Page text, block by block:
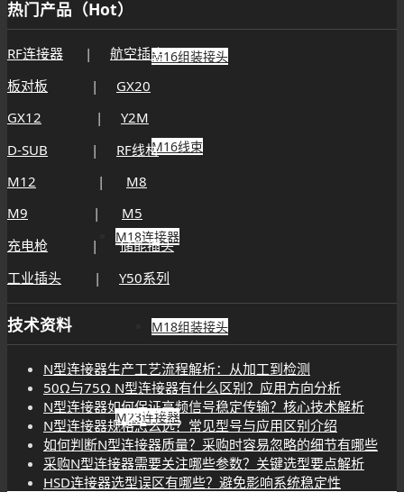
M16组装接头
M16线束
M18连接器
M18组装接头
M23连接器
热门产品（Hot）
RF连接器 | 航空插头
板对板 | GX20
GX12 | Y2M
D-SUB | RF线材
M12 | M8
M9 | M5
充电枪 |储能插头
工业插头 | Y50系列
技术资料
N型连接器生产工艺流程解析：从加工到检测
50Ω与75Ω N型连接器有什么区别？应用方向分析
N型连接器如何保证高频信号稳定传输？核心技术解析
N型连接器规格怎么选？常见型号与应用区别介绍
如何判断N型连接器质量？采购时容易忽略的细节有哪些
采购N型连接器需要关注哪些参数？关键选型要点解析
HSD连接器选型误区有哪些？避免影响系统稳定性